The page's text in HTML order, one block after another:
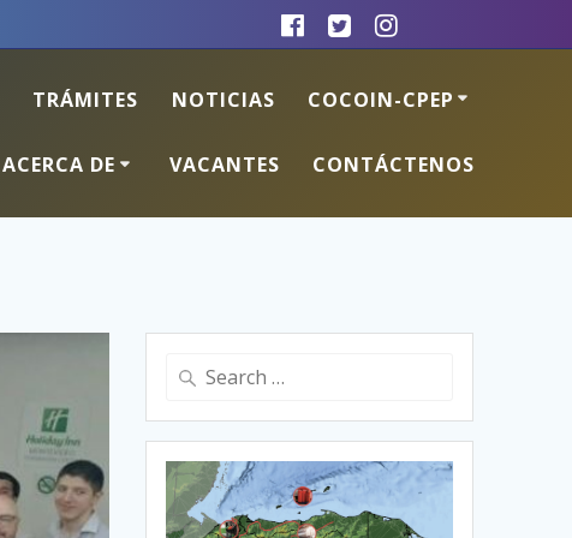
TRÁMITES NOTICIAS COCOIN-CPEP
ACERCA DE VACANTES CONTÁCTENOS
Search